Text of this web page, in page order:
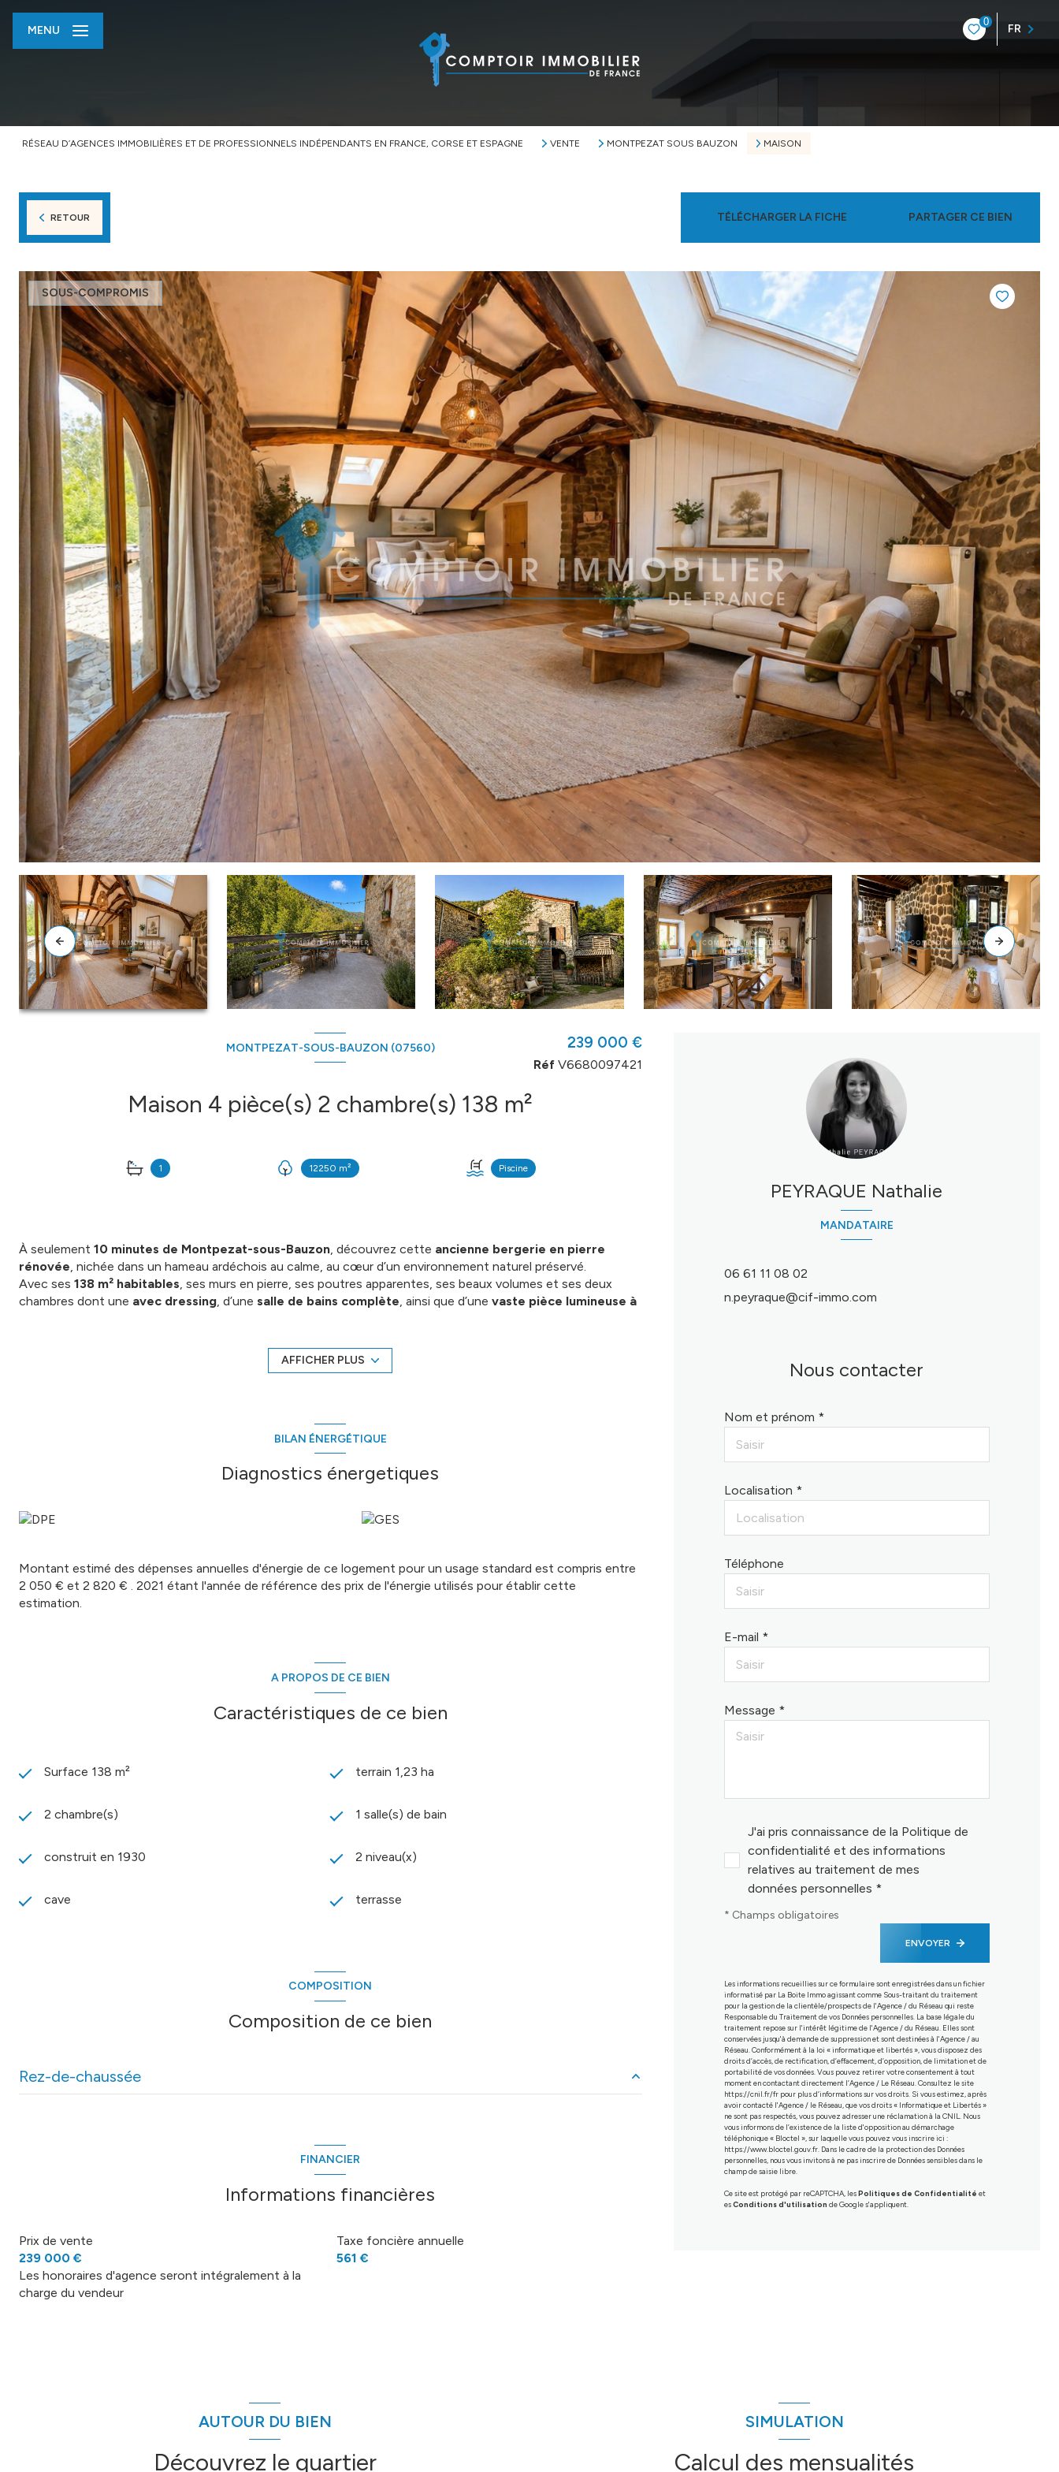
0
FR
MENU
RÉSEAU D’AGENCES IMMOBILIÈRES ET DE PROFESSIONNELS INDÉPENDANTS EN FRANCE, CORSE ET ESPAGNE VENTE MONTPEZAT SOUS BAUZON MAISON
RETOUR TÉLÉCHARGER LA FICHE PARTAGER CE BIEN
SOUS-COMPROMIS
MONTPEZAT-SOUS-BAUZON (07560)
Maison 4 pièce(s) 2 chambre(s) 138 m²
1 12250 m² Piscine
239 000 €
Réf V6680097421
À seulement 10 minutes de Montpezat-sous-Bauzon, découvrez cette ancienne bergerie en pierre
rénovée, nichée dans un hameau ardéchois au calme, au cœur d’un environnement naturel préservé.
Avec ses 138 m² habitables, ses murs en pierre, ses poutres apparentes, ses beaux volumes et ses deux
chambres dont une avec dressing, d’une salle de bains complète, ainsi que d’une vaste pièce lumineuse à
dépendance en pierre à rénover, offrant un beau potentiel pour un atelier, un espace
Un lieu rare, authentique et plein de charme, à découvrir sans tarder.
Contactez dès maintenant Nathalie PEYRAQUE– Comptoir Immobilier de France - tél: 06 61 11 08 02 - mail:
n.peyraque@cif-immo.com N° RSAC : 529 138 588 Je vous accompagne avec plaisir dans la
Consommation énergie primaire : 319 kWh/m²/an
Consommation énergie finale : 314 kWh/m²/an
abonnements compris)
Impôt Foncier: 561 €
Informations sur les risques
www.georisques.gouv.fr
Les informations sur les risques auxquels ce bien est exposé sont disponibles sur le site
AFFICHER PLUS
BILAN ÉNERGÉTIQUE
Diagnostics énergetiques
Montant estimé des dépenses annuelles d'énergie de ce logement pour un usage standard est compris entre
2 050 € et 2 820 € . 2021 étant l'année de référence des prix de l'énergie utilisés pour établir cette
estimation.
A PROPOS DE CE BIEN
Caractéristiques de ce bien
Surface 138 m² terrain 1,23 ha
2 chambre(s) 1 salle(s) de bain
construit en 1930 2 niveau(x)
cave terrasse
COMPOSITION
Composition de ce bien
Rez-de-chaussée
FINANCIER
Informations financières
Prix de vente
239 000 €
Les honoraires d'agence seront intégralement à la
charge du vendeur
Taxe foncière annuelle
561 €
MANDATAIRE
PEYRAQUE Nathalie
06 61 11 08 02
n.peyraque@cif-immo.com
Nous contacter
Nom et prénom *
Localisation *
Téléphone
E-mail *
Message *
J'ai pris connaissance de la Politique de
confidentialité et des informations
relatives au traitement de mes
données personnelles *
* Champs obligatoires
ENVOYER
Les informations recueillies sur ce formulaire sont enregistrées dans un fichier
informatisé par La Boite Immo agissant comme Sous-traitant du traitement
pour la gestion de la clientèle/prospects de l'Agence / du Réseau qui reste
Responsable du Traitement de vos Données personnelles. La base légale du
traitement repose sur l'intérêt légitime de l'Agence / du Réseau. Elles sont
conservées jusqu'à demande de suppression et sont destinées à l'Agence / au
Réseau. Conformément à la loi « informatique et libertés », vous disposez des
droits d’accès, de rectification, d’effacement, d’opposition, de limitation et de
portabilité de vos données. Vous pouvez retirer votre consentement à tout
moment en contactant directement l’Agence / Le Réseau. Consultez le site
https://cnil.fr/frpour plus d’informations sur vos droits. Si vous estimez, après
avoir contacté l'Agence / le Réseau, que vos droits « Informatique et Libertés »
ne sont pas respectés, vous pouvez adresser une réclamation à la CNIL. Nous
vous informons de l’existence de la liste d'opposition au démarchage
téléphonique « Bloctel », sur laquelle vous pouvez vous inscrire ici :
https://www.bloctel.gouv.fr. Dans le cadre de la protection des Données
personnelles, nous vous invitons à ne pas inscrire de Données sensibles dans le
champ de saisie libre.
Ce site est protégé par reCAPTCHA, lesPolitiques de Confidentialité et
esConditions d'utilisation de Google s'appliquent.
AUTOUR DU BIEN
Découvrez le quartier
SIMULATION
Calcul des mensualités